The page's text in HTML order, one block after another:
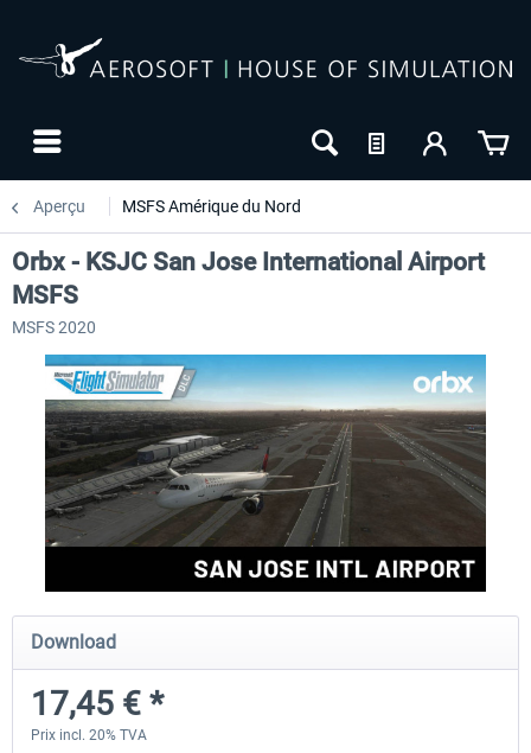
Aperçu MSFS Amérique du Nord
9,07 € *
Orbx - KSJC San Jose International Airport
MSFS
MSFS 2020
Download
17,45 € *
Prix incl. 20% TVA